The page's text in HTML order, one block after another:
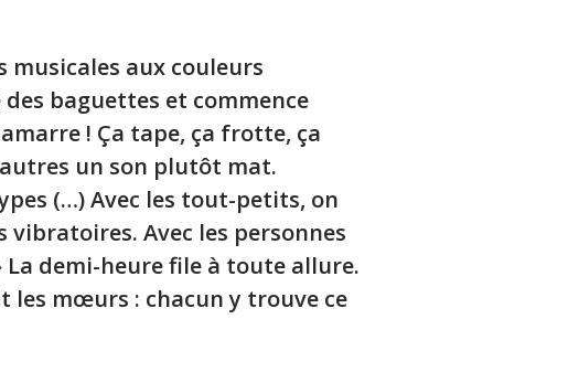
musicales aux couleurs
baguettes et commence
! Ça tape, ça frotte, ça
un son plutôt mat.
(…) Avec les tout-petits, on
Avec les personnes
La demi-heure file à toute allure.
les mœurs : chacun y trouve ce